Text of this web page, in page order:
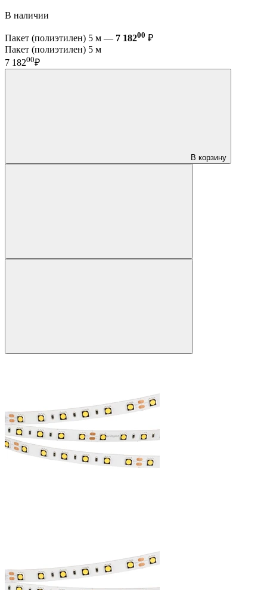
В наличии
Пакет (полиэтилен) 5 м — 7 18200 ₽
Пакет (полиэтилен) 5 м
7 18200₽
В корзину